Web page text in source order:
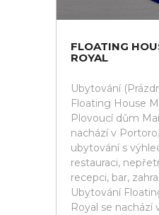
FLOATING
ROYAL
Ubytování
Floating House
Plovoucí dům
nachází v
ubytování s
restauraci,
recepci, bar,
Ubytování
Royal se nachází